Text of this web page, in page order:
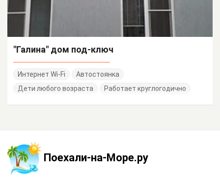
"Галина" дом под-ключ
Интернет Wi-Fi
Автостоянка
Дети любого возраста
Работает круглогодично
Поехали-на-Море.ру